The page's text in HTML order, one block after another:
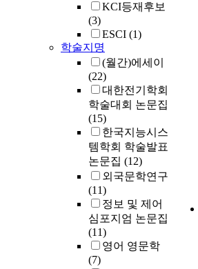
KCI등재후보
(3)
ESCI (1)
학술지명
(월간)에세이
(22)
대한전기학회
학술대회 논문집
(15)
한국지능시스
템학회 학술발표
논문집 (12)
외국문학연구
(11)
정보 및 제어
심포지엄 논문집
(11)
영어 영문학
(7)